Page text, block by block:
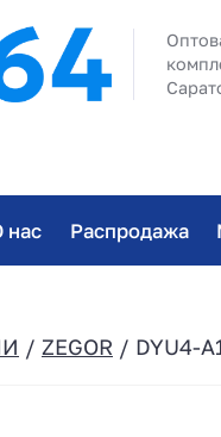
нас Распродажа
/ ZEGOR / DYU4-